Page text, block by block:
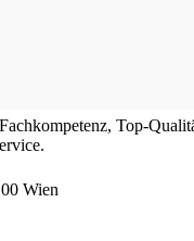
Top-
Wien